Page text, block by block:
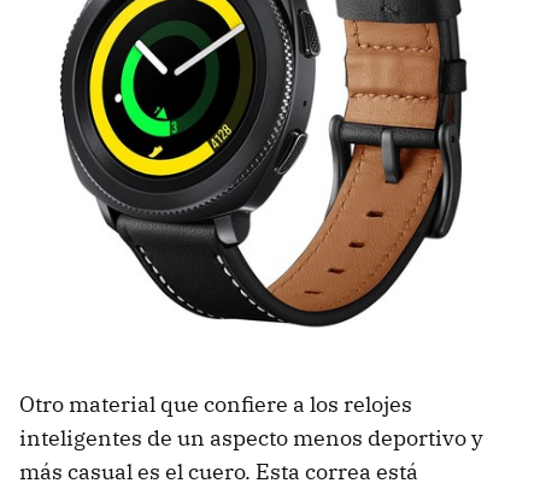
Otro material que confiere a los relojes
inteligentes de un aspecto menos deportivo y
más casual es el cuero. Esta correa está